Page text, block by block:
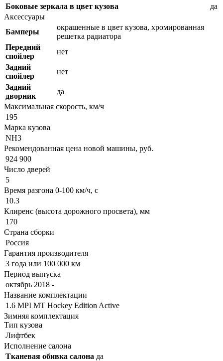
Боковые зеркала в цвет кузова
да
Аксессуары
Бамперы
окрашенные в цвет кузова, хромированная
решетка радиатора
Передний
спойлер
нет
Задний
спойлер
нет
Задний
дворник
да
Максимальная скорость, км/ч
195
Марка кузова
NH3
Рекомендованная цена новой машины, руб.
924 900
Число дверей
5
Время разгона 0-100 км/ч, с
10.3
Клиренс (высота дорожного просвета), мм
170
Страна сборки
Россия
Гарантия производителя
3 года или 100 000 км
Период выпуска
октябрь 2018 -
Название комплектации
1.6 MPI MT Hockey Edition Active
Зимняя комплектация
Тип кузова
Лифтбек
Исполнение салона
Тканевая обивка салона да